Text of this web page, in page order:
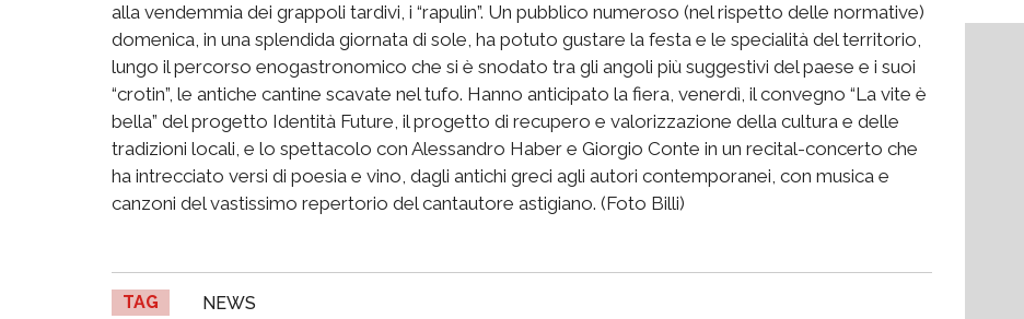
alla vendemmia dei grappoli tardivi, i “rapulin”. Un pubblico numeroso (nel rispetto delle normative)
domenica, in una splendida giornata di sole, ha potuto gustare la festa e le specialità del territorio,
lungo il percorso enogastronomico che si è snodato tra gli angoli più suggestivi del paese e i suoi
“crotin”, le antiche cantine scavate nel tufo. Hanno anticipato la fiera, venerdì, il convegno “La vite è
bella” del progetto Identità Future, il progetto di recupero e valorizzazione della cultura e delle
tradizioni locali, e lo spettacolo con Alessandro Haber e Giorgio Conte in un recital-concerto che
ha intrecciato versi di poesia e vino, dagli antichi greci agli autori contemporanei, con musica e
canzoni del vastissimo repertorio del cantautore astigiano. (Foto Billi)
TAG NEWS